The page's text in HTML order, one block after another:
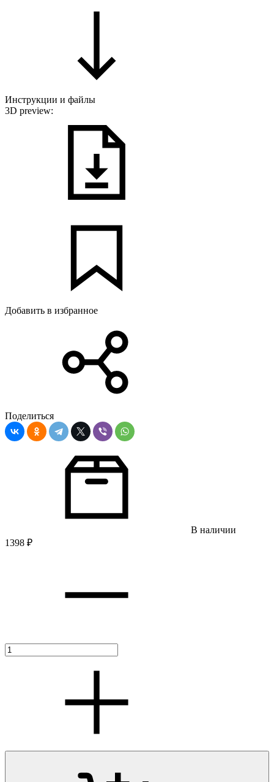
Инструкции и файлы
3D preview:
Добавить в избранное
Поделиться
В наличии
1398 ₽